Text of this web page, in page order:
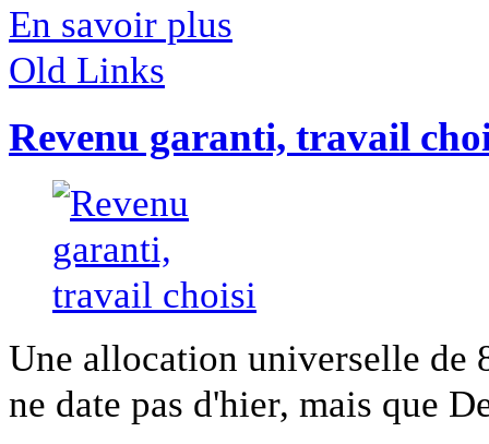
En savoir plus
Old Links
Revenu garanti, travail
Une allocation universelle de
ne date pas d'hier, mais que